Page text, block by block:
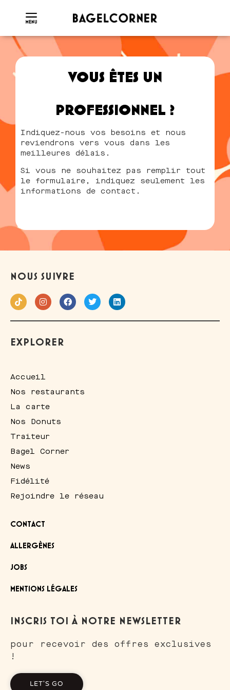
VOUS ÊTES UN
PROFESSIONNEL ?
Indiquez-nous vos besoins et nous
reviendrons vers vous dans les
meilleures délais.
Si vous ne souhaitez pas remplir tout
le formulaire, indiquez seulement les
informations de contact.
NOUS SUIVRE
EXPLORER
Accueil
Nos restaurants
La carte
Nos Donuts
Traiteur
Bagel Corner
News
Fidélité
Rejoindre le réseau
CONTACT
ALLERGÈNES
JOBS
MENTIONS LÉGALES
INSCRIS TOI À NOTRE NEWSLETTER
pour recevoir des offres exclusives
!
LET'S GO